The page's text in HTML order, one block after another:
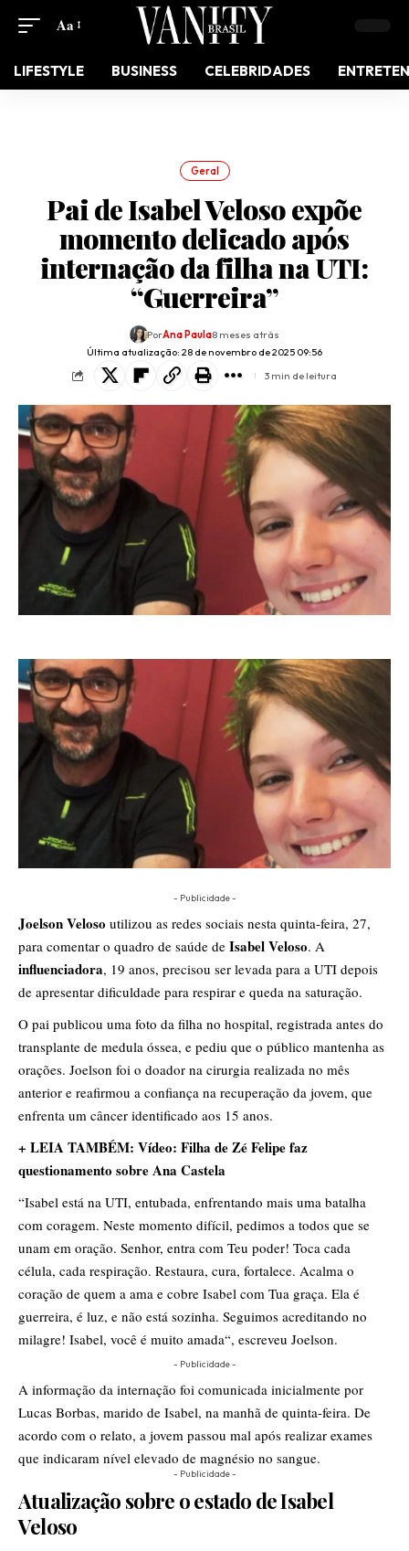
Aa
LIFESTYLE BUSINESS CELEBRIDADES
Geral
Pai de Isabel Veloso expõe
momento delicado após
internação da filha na UTI:
“Guerreira”
Última atualização: 28 de novembro de 2025 09:56
PorAna Paula8 meses atrás
3 min de leitura
- Publicidade -
Joelson Veloso utilizou as redes sociais nesta quinta-feira, 27,
para comentar o quadro de saúde de Isabel Veloso. A
influenciadora, 19 anos, precisou ser levada para a UTI depois
de apresentar dificuldade para respirar e queda na saturação.
O pai publicou uma foto da filha no hospital, registrada antes do
transplante de medula óssea, e pediu que o público mantenha as
orações. Joelson foi o doador na cirurgia realizada no mês
anterior e reafirmou a confiança na recuperação da jovem, que
enfrenta um câncer identificado aos 15 anos.
+ LEIA TAMBÉM: Vídeo: Filha de Zé Felipe faz
questionamento sobre Ana Castela
“Isabel está na UTI, entubada, enfrentando mais uma batalha
com coragem. Neste momento difícil, pedimos a todos que se
unam em oração. Senhor, entra com Teu poder! Toca cada
célula, cada respiração. Restaura, cura, fortalece. Acalma o
coração de quem a ama e cobre Isabel com Tua graça. Ela é
guerreira, é luz, e não está sozinha. Seguimos acreditando no
milagre! Isabel, você é muito amada“, escreveu Joelson.
- Publicidade -
A informação da internação foi comunicada inicialmente por
Lucas Borbas, marido de Isabel, na manhã de quinta-feira. De
acordo com o relato, a jovem passou mal após realizar exames
que indicaram nível elevado de magnésio no sangue.
- Publicidade -
Atualização sobre o estado de Isabel
Veloso